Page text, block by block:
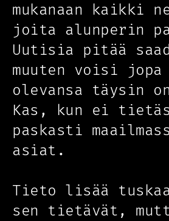
mukanaan kaikki
joita alunperin
Uutisia pitää
muuten voisi jopa
olevansa täysin
Kas, kun ei
paskasti
asiat.
Tieto lisää
sen tietävät,